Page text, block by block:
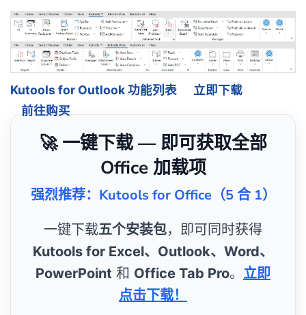
Kutools for Outlook 功能列表
立即下载
前往购买
🚀 一键下载 — 即可获取全部
Office 加载项
强烈推荐：Kutools for Office（5 合 1）
一键下载五个安装包，即可同时获得
Kutools for Excel、Outlook、Word、
PowerPoint 和 Office Tab Pro。 立即
点击下载！